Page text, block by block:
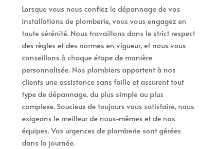
Lorsque vous nous confiez le dépannage de vos
installations de plomberie, vous vous engagez en
toute sérénité. Nous travaillons dans le strict respect
des règles et des normes en vigueur, et nous vous
conseillons à chaque étape de manière
personnalisée. Nos plombiers apportent à nos
clients une assistance sans faille et assurent tout
type de dépannage, du plus simple au plus
complexe. Soucieux de toujours vous satisfaire, nous
exigeons le meilleur de nous-mêmes et de nos
équipes. Vos urgences de plomberie sont gérées
dans la journée.